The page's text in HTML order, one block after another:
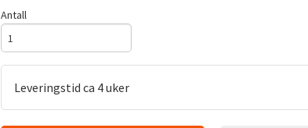
Antall
Leveringstid ca 4 uker